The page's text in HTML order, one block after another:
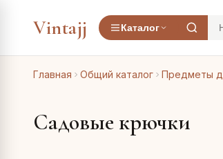
Vintajj Каталог
Главная Общий каталог Предметы
Садовые крючки